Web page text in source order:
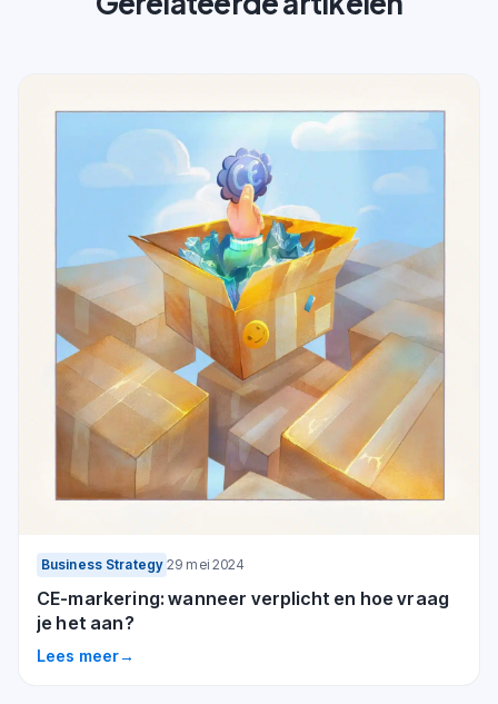
Business Strategy 29 mei 2024
CE-markering: wanneer verplicht en hoe vraag
je het aan?
Lees meer→